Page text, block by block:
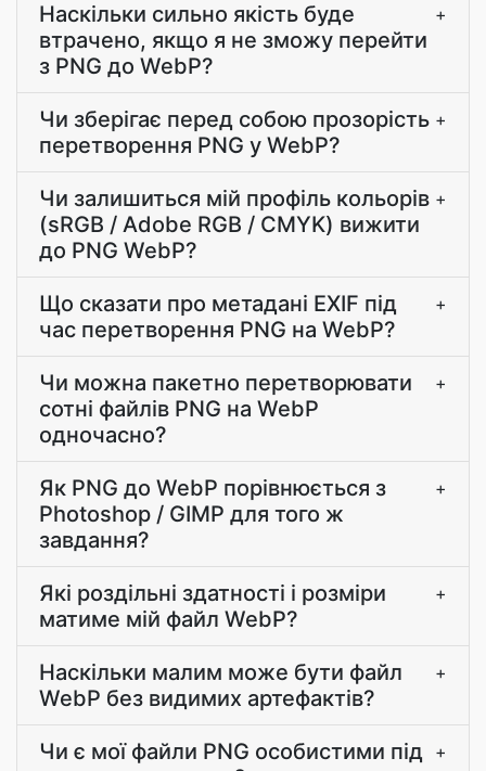
Наскільки сильно якість буде
втрачено, якщо я не зможу перейти
з PNG до WebP?
+
Чи зберігає перед собою прозорість
перетворення PNG у WebP?
+
Чи залишиться мій профіль кольорів
(sRGB / Adobe RGB / CMYK) вижити
до PNG WebP?
+
Що сказати про метадані EXIF під
час перетворення PNG на WebP?
+
Чи можна пакетно перетворювати
сотні файлів PNG на WebP
одночасно?
+
Як PNG до WebP порівнюється з
Photoshop / GIMP для того ж
завдання?
+
Які роздільні здатності і розміри
матиме мій файл WebP?
+
Наскільки малим може бути файл
WebP без видимих артефактів?
+
Чи є мої файли PNG особистими під +